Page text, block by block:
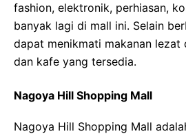
fashion, elektronik, perhiasan,
banyak lagi di mall ini. Selain
dapat menikmati makanan
dan kafe yang tersedia.
Nagoya Hill Shopping Mall
Nagoya Hill Shopping Mall